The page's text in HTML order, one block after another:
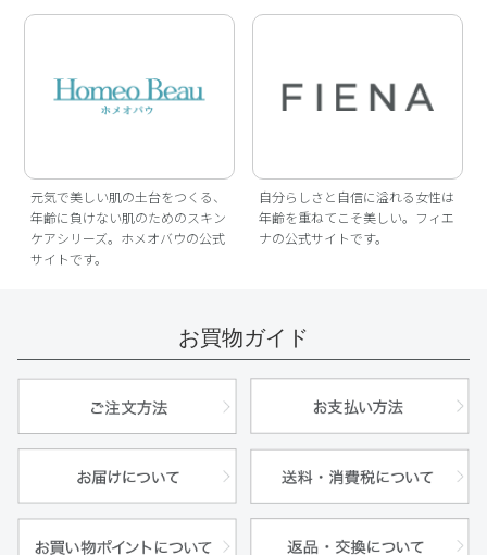
元気で美しい肌の土台をつくる、
年齢に負けない肌のためのスキン
ケアシリーズ。ホメオバウの公式
サイトです。
自分らしさと自信に溢れる女性は
年齢を重ねてこそ美しい。フィエ
ナの公式サイトです。
お買物ガイド